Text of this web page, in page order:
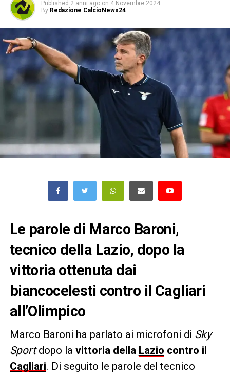
Published 2 anni ago on 4 Novembre 2024
By Redazione CalcioNews24
Le parole di Marco Baroni,
tecnico della Lazio, dopo la
vittoria ottenuta dai
biancocelesti contro il Cagliari
all’Olimpico
Marco Baroni ha parlato ai microfoni di Sky
Sportdopo la vittoria della Lazio contro il
Cagliari. Di seguito le parole del tecnico